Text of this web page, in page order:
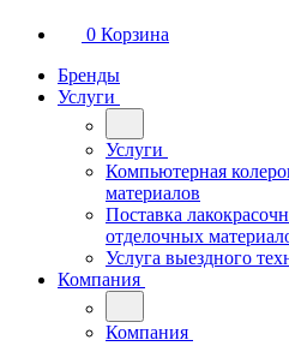
0 Корзина
Бренды
Услуги
Услуги
Компьютерная
материалов
Поставка
отделочных
Услуга выездного
Компания
Компания